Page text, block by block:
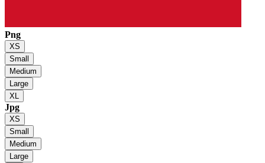
Png
XS
Small
Medium
Large
XL
Jpg
XS
Small
Medium
Large